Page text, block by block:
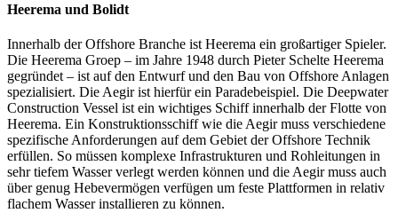
Heerema und Bolidt
Innerhalb der Offshore Branche ist Heerema ein großartiger Spieler.
Die Heerema Groep – im Jahre 1948 durch Pieter Schelte Heerema
gegründet – ist auf den Entwurf und den Bau von Offshore Anlagen
spezialisiert. Die Aegir ist hierfür ein Paradebeispiel. Die Deepwater
Construction Vessel ist ein wichtiges Schiff innerhalb der Flotte von
Heerema. Ein Konstruktionsschiff wie die Aegir muss verschiedene
spezifische Anforderungen auf dem Gebiet der Offshore Technik
erfüllen. So müssen komplexe Infrastrukturen und Rohleitungen in
sehr tiefem Wasser verlegt werden können und die Aegir muss auch
über genug Hebevermögen verfügen um feste Plattformen in relativ
flachem Wasser installieren zu können.